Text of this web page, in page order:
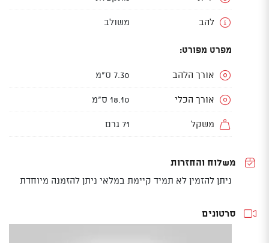
להב משולב
מפרט מפורט:
אורך הלהב 7.30 ס"מ
אורך הכלי 18.10 ס"מ
משקל 71 גרם
משלוח והחזרות
ניתן להזמין לא תמיד קיימת במלאי ניתן להזמנה מיוחדת
סרטונים